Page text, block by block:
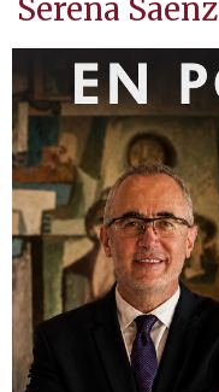
Serena Sáenz